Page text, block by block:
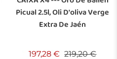
Picual 2.5l, Oli D'oliva Verge
Extra De Jaén
197,28 € Preu base
219,20 €Preu